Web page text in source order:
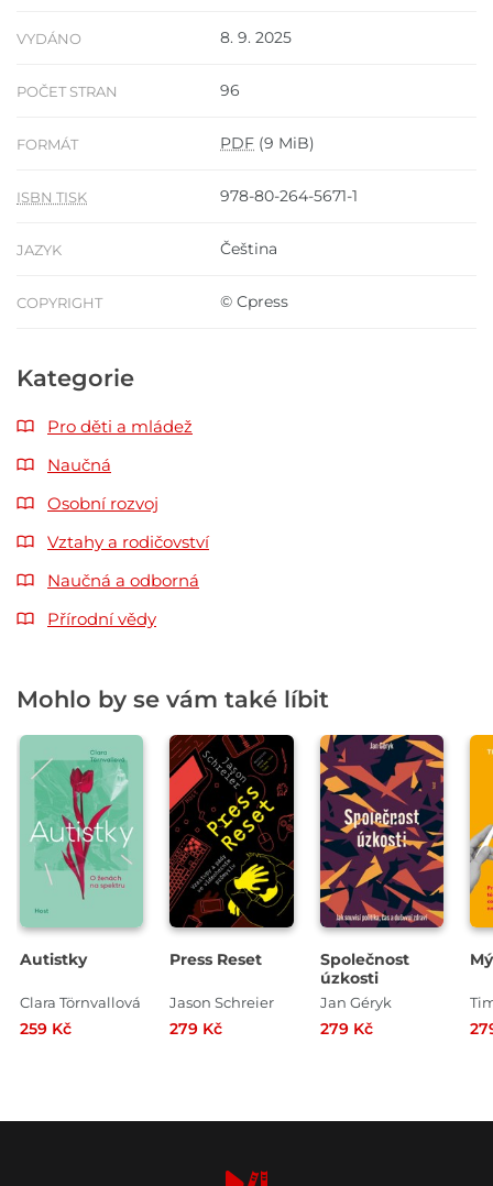
VYDÁNO 8. 9. 2025
POČET STRAN 96
FORMÁT PDF (9 MiB)
ISBN TISK 978-80-264-5671-1
JAZYK Čeština
COPYRIGHT © Cpress
Kategorie
Pro děti a mládež
Naučná
Osobní rozvoj
Vztahy a rodičovství
Naučná a odborná
Přírodní vědy
Mohlo by se vám také líbit
Autistky
Clara Törnvallová
259 Kč
Press Reset
Jason Schreier
279 Kč
Společnost
úzkosti
Jan Géryk
279 Kč